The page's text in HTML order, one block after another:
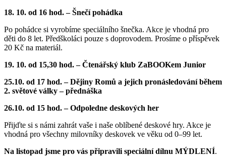
18. 10. od 16 hod. – Šnečí pohádka
Po pohádce si vyrobíme speciálního šnečka. Akce je vhodná pro
děti do 8 let. Předškoláci pouze s doprovodem. Prosíme o příspěvek
20 Kč na materiál.
19. 10. od 15,30 hod. – Čtenářský klub ZaBOOKem Junior
25.10. od 17 hod. – Dějiny Romů a jejich pronásledování během
2. světové války – přednáška
26.10. od 15 hod. – Odpoledne deskových her
Přijďte si s námi zahrát vaše i naše oblíbené deskové hry. Akce je
vhodná pro všechny milovníky deskovek ve věku od 0–99 let.
Na listopad jsme pro vás připravili speciální dílnu MÝDLENÍ.